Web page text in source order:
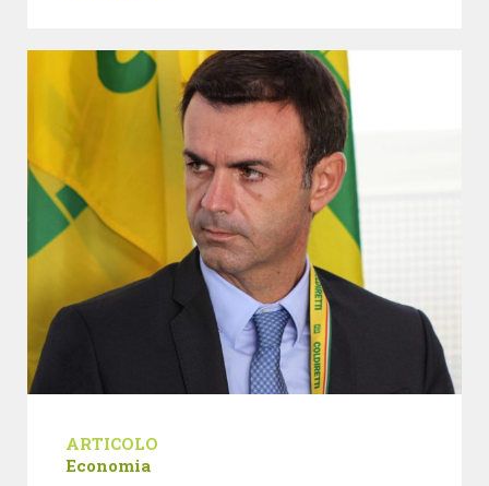
ARTICOLO
Economia